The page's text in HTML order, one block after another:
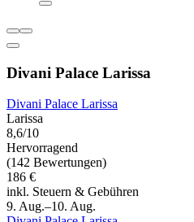
Divani Palace Larissa
Divani Palace Larissa
Larissa
8,6/10
Hervorragend
(142 Bewertungen)
186 €
inkl. Steuern & Gebühren
9. Aug.–10. Aug.